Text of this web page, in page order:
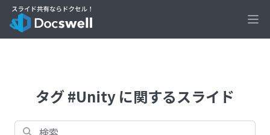
タグ #Unity に関するスライド
検索